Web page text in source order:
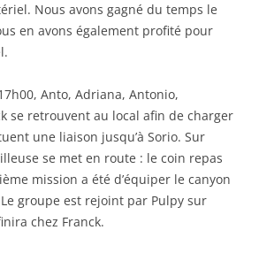
Nous avons gagné du temps le
en avons également profité pour
Anto, Adriana, Antonio,
se retrouvent au local afin de charger
une liaison jusqu’à Sorio. Sur
se met en route : le coin repas
mission a été d’équiper le canyon
groupe est rejoint par Pulpy sur
chez Franck.